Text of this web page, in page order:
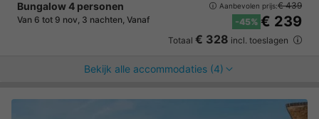
Bungalow 4 personen
Van 6 tot 9 nov, 3 nachten, Vanaf
Aanbevolen prijs:€ 439
-45% € 239
Totaal € 328 incl. toeslagen
Bekijk alle accommodaties (4)